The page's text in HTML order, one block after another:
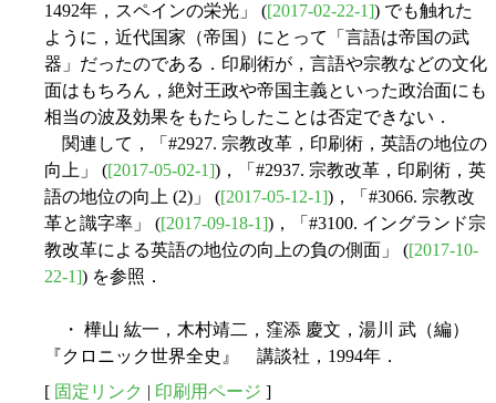
1492年，スペインの栄光」 ([2017-02-22-1]) でも触れた
ように，近代国家（帝国）にとって「言語は帝国の武
器」だったのである．印刷術が，言語や宗教などの文化
面はもちろん，絶対王政や帝国主義といった政治面にも
相当の波及効果をもたらしたことは否定できない．
関連して，「#2927. 宗教改革，印刷術，英語の地位の
向上」 ([2017-05-02-1])，「#2937. 宗教改革，印刷術，英
語の地位の向上 (2)」 ([2017-05-12-1])，「#3066. 宗教改
革と識字率」 ([2017-09-18-1])，「#3100. イングランド宗
教改革による英語の地位の向上の負の側面」 ([2017-10-
22-1]) を参照．
・ 樺山 紘一，木村靖二，窪添 慶文，湯川 武（編）
『クロニック世界全史』 講談社，1994年．
[ 固定リンク | 印刷用ページ ]